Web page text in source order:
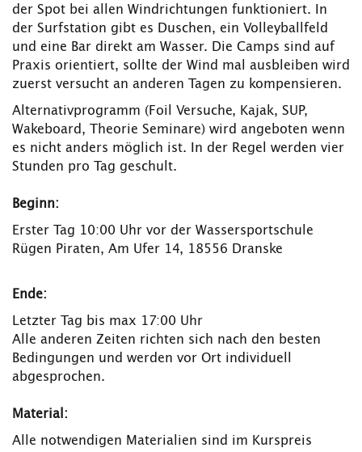
der Spot bei allen Windrichtungen funktioniert. In
der Surfstation gibt es Duschen, ein Volleyballfeld
und eine Bar direkt am Wasser. Die Camps sind auf
Praxis orientiert, sollte der Wind mal ausbleiben wird
zuerst versucht an anderen Tagen zu kompensieren.
Alternativprogramm (Foil Versuche, Kajak, SUP,
Wakeboard, Theorie Seminare) wird angeboten wenn
es nicht anders möglich ist. In der Regel werden vier
Stunden pro Tag geschult.
Beginn:
Erster Tag 10:00 Uhr vor der Wassersportschule
Rügen Piraten, Am Ufer 14, 18556 Dranske
Ende:
Letzter Tag bis max 17:00 Uhr
Alle anderen Zeiten richten sich nach den besten
Bedingungen und werden vor Ort individuell
abgesprochen.
Material:
Alle notwendigen Materialien sind im Kurspreis